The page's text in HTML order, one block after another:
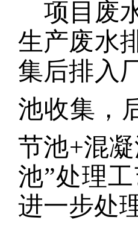
项目废
生产废水
集后排入
池收集，
节池+混
池”处理
进一步处